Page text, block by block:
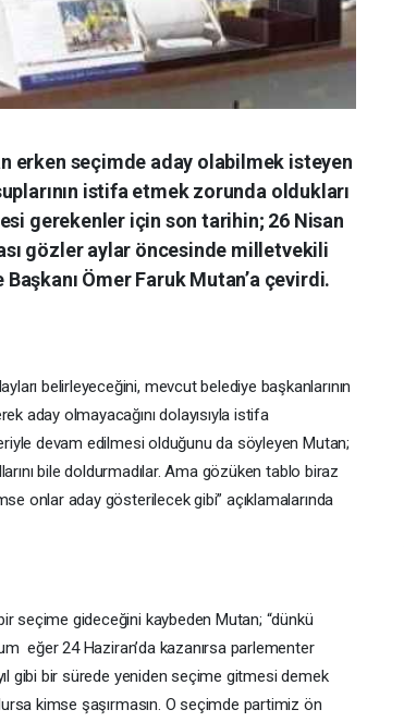
erken seçimde aday olabilmek isteyen
istifa etmek zorunda oldukları
gerekenler için son tarihin; 26 Nisan
gözler aylar öncesinde milletvekili
Ömer Faruk Mutan’a çevirdi.
belirleyeceğini, mevcut belediye başkanlarının
aday olmayacağını dolayısıyla istifa
devam edilmesi olduğunu da söyleyen Mutan;
bile doldurmadılar. Ama gözüken tablo biraz
onlar aday gösterilecek gibi” açıklamalarında
seçime gideceğini kaybeden Mutan; “dünkü
eğer 24 Haziran’da kazanırsa parlementer
gibi bir sürede yeniden seçime gitmesi demek
kimse şaşırmasın. O seçimde partimiz ön